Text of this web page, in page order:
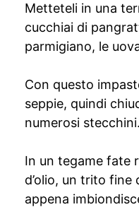
Metteteli in una
cucchiai di
parmigiano, le
Con questo
seppie, quindi
numerosi stecchini.
In un tegame fate
d’olio, un trito fine
appena